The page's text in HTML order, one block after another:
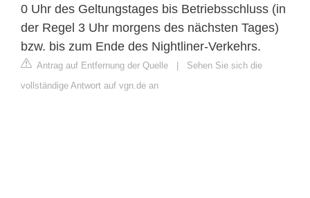
0 Uhr des Geltungstages bis Betriebsschluss (in
der Regel 3 Uhr morgens des nächsten Tages)
bzw. bis zum Ende des Nightliner-Verkehrs.
Antrag auf Entfernung der Quelle | Sehen Sie sich die
vollständige Antwort auf vgn.de an